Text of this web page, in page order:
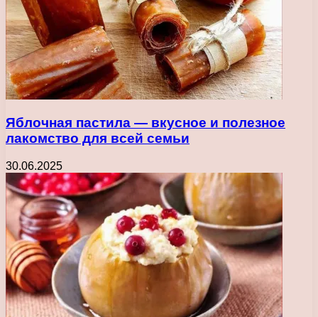
Яблочная пастила — вкусное и полезное
лакомство для всей семьи
30.06.2025